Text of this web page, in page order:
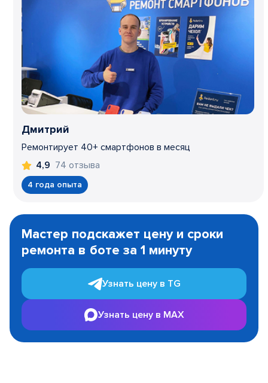
Дмитрий
Ремонтирует 40+ смартфонов в месяц
4,9 74 отзыва
4 года опыта
1
Мастер подскажет цену и сроки
ремонта в боте за 1 минуту
Узнать цену в TG
Узнать цену в MAX